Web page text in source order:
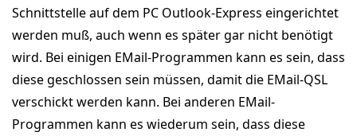
Schnittstelle auf dem PC Outlook-Express eingerichtet
werden muß, auch wenn es später gar nicht benötigt
wird. Bei einigen EMail-Programmen kann es sein, dass
diese geschlossen sein müssen, damit die EMail-QSL
verschickt werden kann. Bei anderen EMail-
Programmen kann es wiederum sein, dass diese